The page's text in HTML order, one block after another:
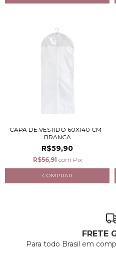
CAPA DE VESTIDO 60X140 CM -
BRANCA
R$59,90
R$56,91 com Pix
FRETE
Para todo Brasil em